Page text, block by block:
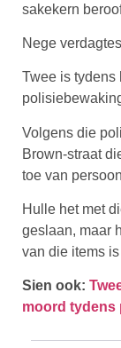
sakekern
Nege
Twee is tydens
Volgens die
Brown-straat
toe van
Hulle het met
geslaan, maar
van die items
Sien ook:
moord tydens